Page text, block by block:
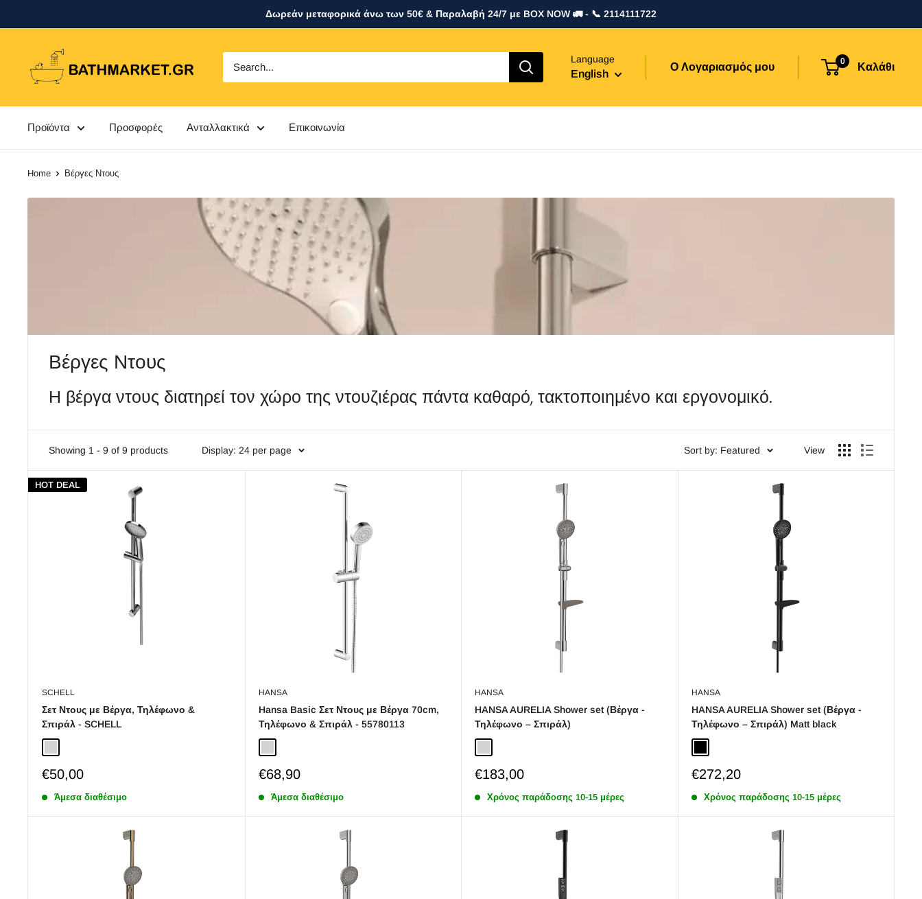
to
Δωρεάν μεταφορικά άνω των 50€ & Παραλαβή 24/7 με BOX NOW 🚛 - 📞 2114111722
bathmarket.gr
Language
English
Ο Λογαριασμός μου
0
Καλάθι
Προϊόντα Προσφορές Ανταλλακτικά Επικοινωνία
Home Βέργες Ντους
Βέργες Ντους
Η βέργα ντους διατηρεί τον χώρο της ντουζιέρας πάντα καθαρό, τακτοποιημένο και εργονομικό.
Showing 1 - 9 of 9 products Display: 24 per page Sort by: Featured View
HOT DEAL
SCHELL
Σετ Ντους με Βέργα, Τηλέφωνο &
Σπιράλ - SCHELL
Sale
€50,00
Άμεσα διαθέσιμο
HANSA
Hansa Basic Σετ Ντους με Βέργα 70cm,
Τηλέφωνο & Σπιράλ - 55780113
Sale
€68,90
Άμεσα διαθέσιμο
HANSA
HANSA AURELIA Shower set (Βέργα -
Τηλέφωνο – Σπιράλ)
Sale
€183,00
Χρόνος παράδoσης 10-15 μέρες
HANSA
HANSA AURELIA Shower set (Βέργα -
Τηλέφωνο – Σπιράλ) Matt black
Sale
€272,20
Χρόνος παράδoσης 10-15 μέρες